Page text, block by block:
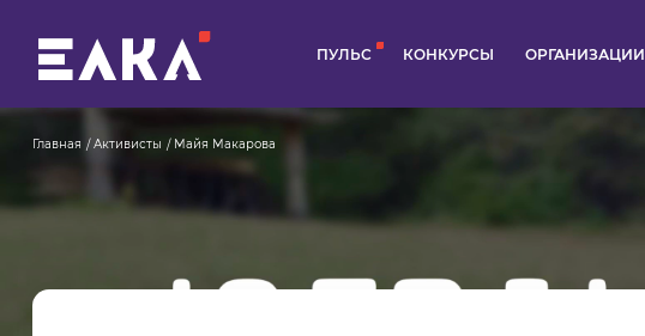
ПУЛЬС КОНКУРСЫ ОРГАНИЗАЦИИ
Главная Активисты Майя Макарова